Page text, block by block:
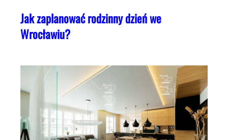
Jak zaplanować rodzinny dzień we
Wrocławiu?